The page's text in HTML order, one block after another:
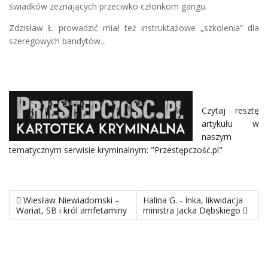
świadków zeznających przeciwko członkom gangu.
Zdzisław Ł. prowadzić miał też instruktażowe „szkolenia” dla
szeregowych bandytów...
Czytaj resztę
artykułu w
naszym
tematycznym serwisie kryminalnym: "Przestępczość.pl"
poprzedni materiał: Wiesław Niewiadomski – Wariat, SB i król
Wiesław Niewiadomski –
Wariat, SB i król amfetaminy
następny materiał: Halina G. -
Halina G. - Inka, likwidacja
ministra Jacka Dębskiego